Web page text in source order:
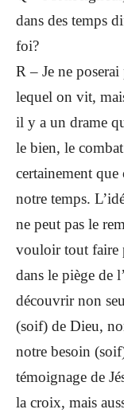
dans des temps
foi?
R – Je ne
lequel on vit,
il y a un drame
le bien, le
certainement que
notre temps.
ne peut pas le
vouloir tout faire
dans le piège de
découvrir non
(soif) de Dieu,
notre besoin
témoignage de
la croix, mais